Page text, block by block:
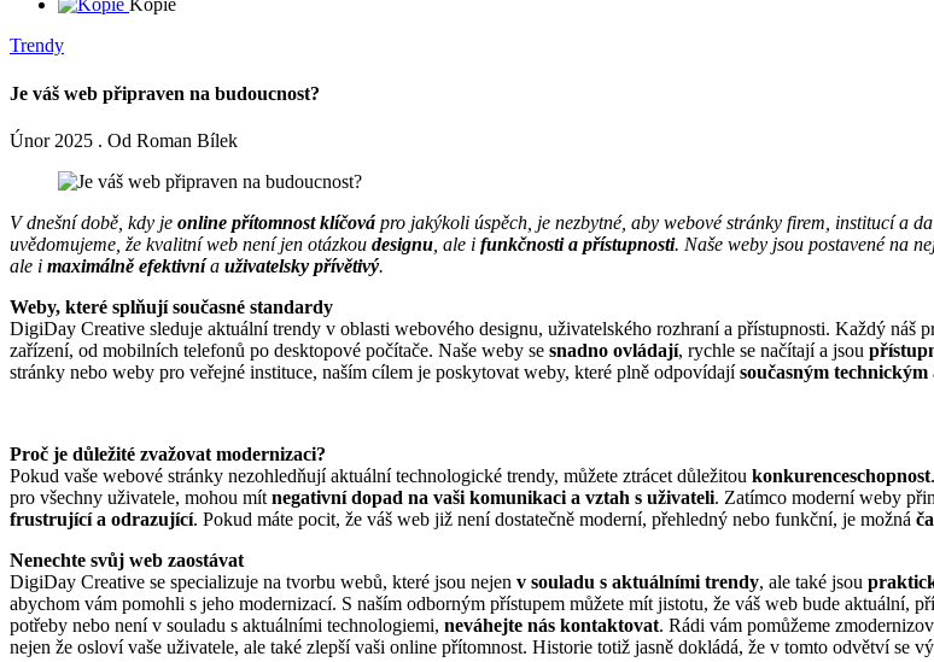
Kopie
Trendy
Je váš web připraven na budoucnost?
Únor 2025 . Od Roman Bílek
V dnešní době, kdy je online přítomnost klíčová pro jakýkoli úspěch, je nezbytné, aby webové stránky firem, institucí a
uvědomujeme, že kvalitní web není jen otázkou designu , ale i funkčnosti a přístupnosti. Naše weby jsou postavené na
ale i maximálně efektivnía uživatelsky přívětivý.
Weby, které splňují současné standardy
DigiDay Creative sleduje aktuální trendy v oblasti webového designu, uživatelského rozhraní a přístupnosti. Každý náš
zařízení, od mobilních telefonů po desktopové počítače. Naše weby se snadno ovládají, rychle se načítají a jsou
stránky nebo weby pro veřejné instituce, naším cílem je poskytovat weby, které plně odpovídajísoučasným
Proč je důležité zvažovat modernizaci?
Pokud vaše webové stránky nezohledňují aktuální technologické trendy, můžete ztrácet důležitou konkurenceschopnost
pro všechny uživatele, mohou mít negativní dopad na vaši komunikaci a vztah s uživateli. Zatímco moderní weby
frustrující a odrazující. Pokud máte pocit, že váš web již není dostatečně moderní, přehledný nebo funkční, je možná
Nenechte svůj web zaostávat
DigiDay Creative se specializuje na tvorbu webů, které jsou nejen v souladu s aktuálními trendy, ale také jsou
abychom vám pomohli s jeho modernizací. S naším odborným přístupem můžete mít jistotu, že váš web bude aktuální,
potřeby nebo není v souladu s aktuálními technologiemi, neváhejte nás kontaktovat. Rádi vám pomůžeme
nejen že osloví vaše uživatele, ale také zlepší vaši online přítomnost. Historie totiž jasně dokládá, že v tomto odvětví se